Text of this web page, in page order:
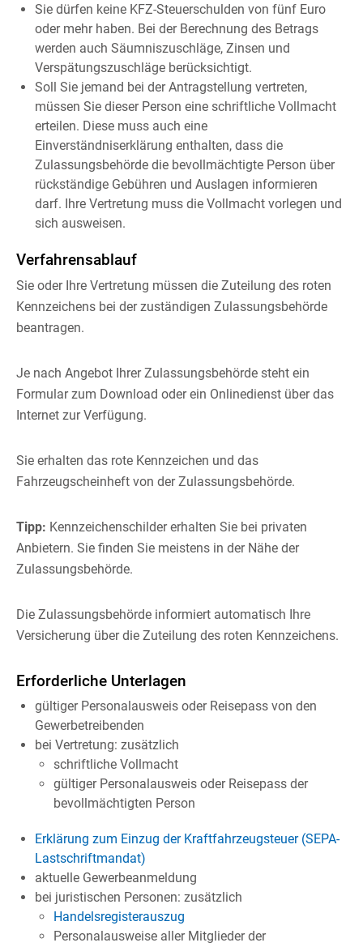
Sie dürfen keine KFZ-Steuerschulden von fünf Euro
oder mehr haben. Bei der Berechnung des Betrags
werden auch Säumniszuschläge, Zinsen und
Verspätungszuschläge berücksichtigt.
Soll Sie jemand bei der Antragstellung vertreten,
müssen Sie dieser Person eine schriftliche Vollmacht
erteilen. Diese muss auch eine
Einverständniserklärung enthalten, dass die
Zulassungsbehörde die bevollmächtigte Person über
rückständige Gebühren und Auslagen informieren
darf. Ihre Vertretung muss die Vollmacht vorlegen und
sich ausweisen.
Verfahrensablauf
Sie oder Ihre Vertretung müssen die Zuteilung des roten
Kennzeichens bei der zuständigen Zulassungsbehörde
beantragen.
Je nach Angebot Ihrer Zulassungsbehörde steht ein
Formular zum Download oder ein Onlinedienst über das
Internet zur Verfügung.
Sie erhalten das rote Kennzeichen und das
Fahrzeugscheinheft von der Zulassungsbehörde.
Tipp: Kennzeichenschilder erhalten Sie bei privaten
Anbietern. Sie finden Sie meistens in der Nähe der
Zulassungsbehörde.
Die Zulassungsbehörde informiert automatisch Ihre
Versicherung über die Zuteilung des roten Kennzeichens.
Erforderliche Unterlagen
gültiger Personalausweis oder Reisepass von den
Gewerbetreibenden
bei Vertretung: zusätzlich
schriftliche Vollmacht
gültiger Personalausweis oder Reisepass der
bevollmächtigten Person
Erklärung zum Einzug der Kraftfahrzeugsteuer (SEPA-
Lastschriftmandat)
aktuelle Gewerbeanmeldung
bei juristischen Personen: zusätzlich
Handelsregisterauszug
Personalausweise aller Mitglieder der